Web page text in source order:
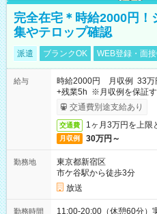
完全在宅＊時給2000円！
集やテロップ確認
派遣 ブランクOK WEB登録・面
給与
時給2000円 月収例 33万
+残業5h ※月収例を保証
取りサービス利用可（利用
交通費別途支給あり
交通費 1ヶ月3万円を上限
月収例 30万円～
勤務地
東京都新宿区
市ケ谷駅から徒歩3分
放送
勤務時間 11:00-20:00（休憩60分）